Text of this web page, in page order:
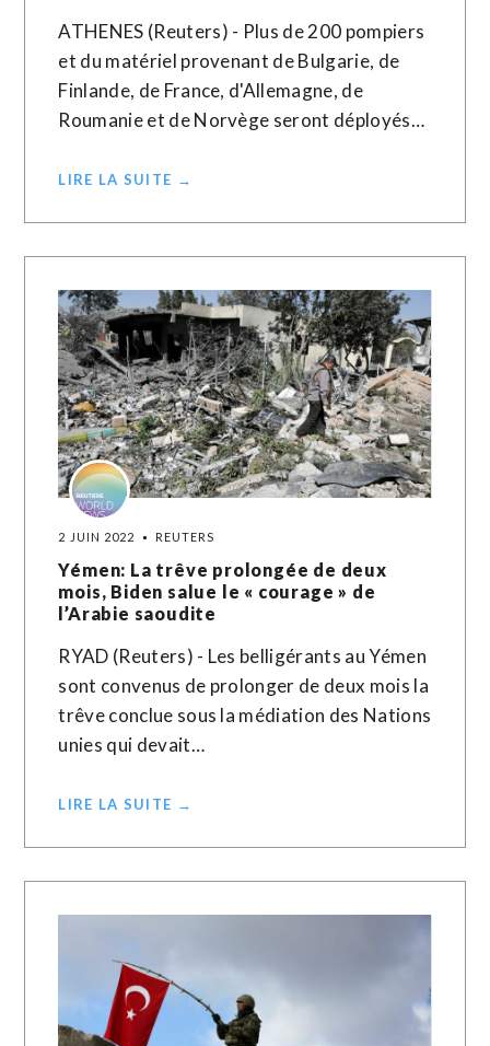
ATHENES (Reuters) - Plus de 200 pompiers
et du matériel provenant de Bulgarie, de
Finlande, de France, d'Allemagne, de
Roumanie et de Norvège seront déployés…
LIRE LA SUITE →
2 JUIN 2022 REUTERS
Yémen: La trêve prolongée de deux
mois, Biden salue le « courage » de
l’Arabie saoudite
RYAD (Reuters) - Les belligérants au Yémen
sont convenus de prolonger de deux mois la
trêve conclue sous la médiation des Nations
unies qui devait…
LIRE LA SUITE →